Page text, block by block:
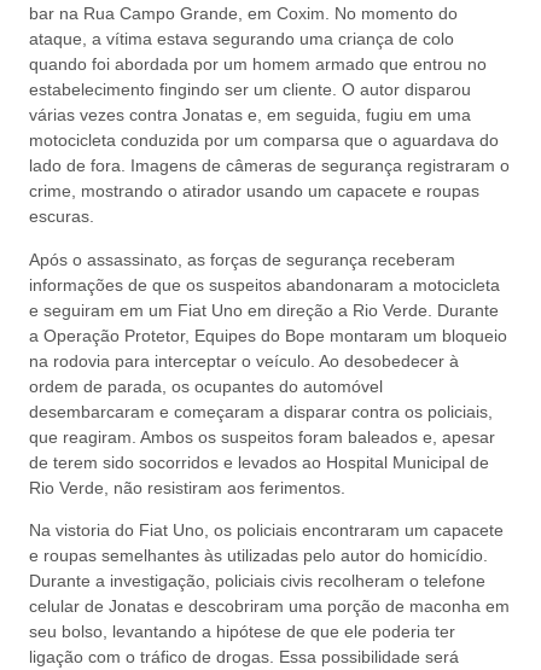
bar na Rua Campo Grande, em Coxim. No momento do
ataque, a vítima estava segurando uma criança de colo
quando foi abordada por um homem armado que entrou no
estabelecimento fingindo ser um cliente. O autor disparou
várias vezes contra Jonatas e, em seguida, fugiu em uma
motocicleta conduzida por um comparsa que o aguardava do
lado de fora. Imagens de câmeras de segurança registraram o
crime, mostrando o atirador usando um capacete e roupas
escuras.
Após o assassinato, as forças de segurança receberam
informações de que os suspeitos abandonaram a motocicleta
e seguiram em um Fiat Uno em direção a Rio Verde. Durante
a Operação Protetor, Equipes do Bope montaram um bloqueio
na rodovia para interceptar o veículo. Ao desobedecer à
ordem de parada, os ocupantes do automóvel
desembarcaram e começaram a disparar contra os policiais,
que reagiram. Ambos os suspeitos foram baleados e, apesar
de terem sido socorridos e levados ao Hospital Municipal de
Rio Verde, não resistiram aos ferimentos.
Na vistoria do Fiat Uno, os policiais encontraram um capacete
e roupas semelhantes às utilizadas pelo autor do homicídio.
Durante a investigação, policiais civis recolheram o telefone
celular de Jonatas e descobriram uma porção de maconha em
seu bolso, levantando a hipótese de que ele poderia ter
ligação com o tráfico de drogas. Essa possibilidade será